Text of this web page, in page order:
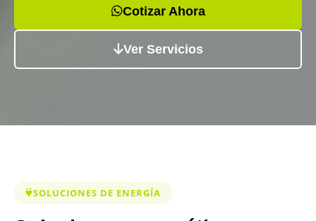
Cotizar Ahora
Ver Servicios
SOLUCIONES DE ENERGÍA